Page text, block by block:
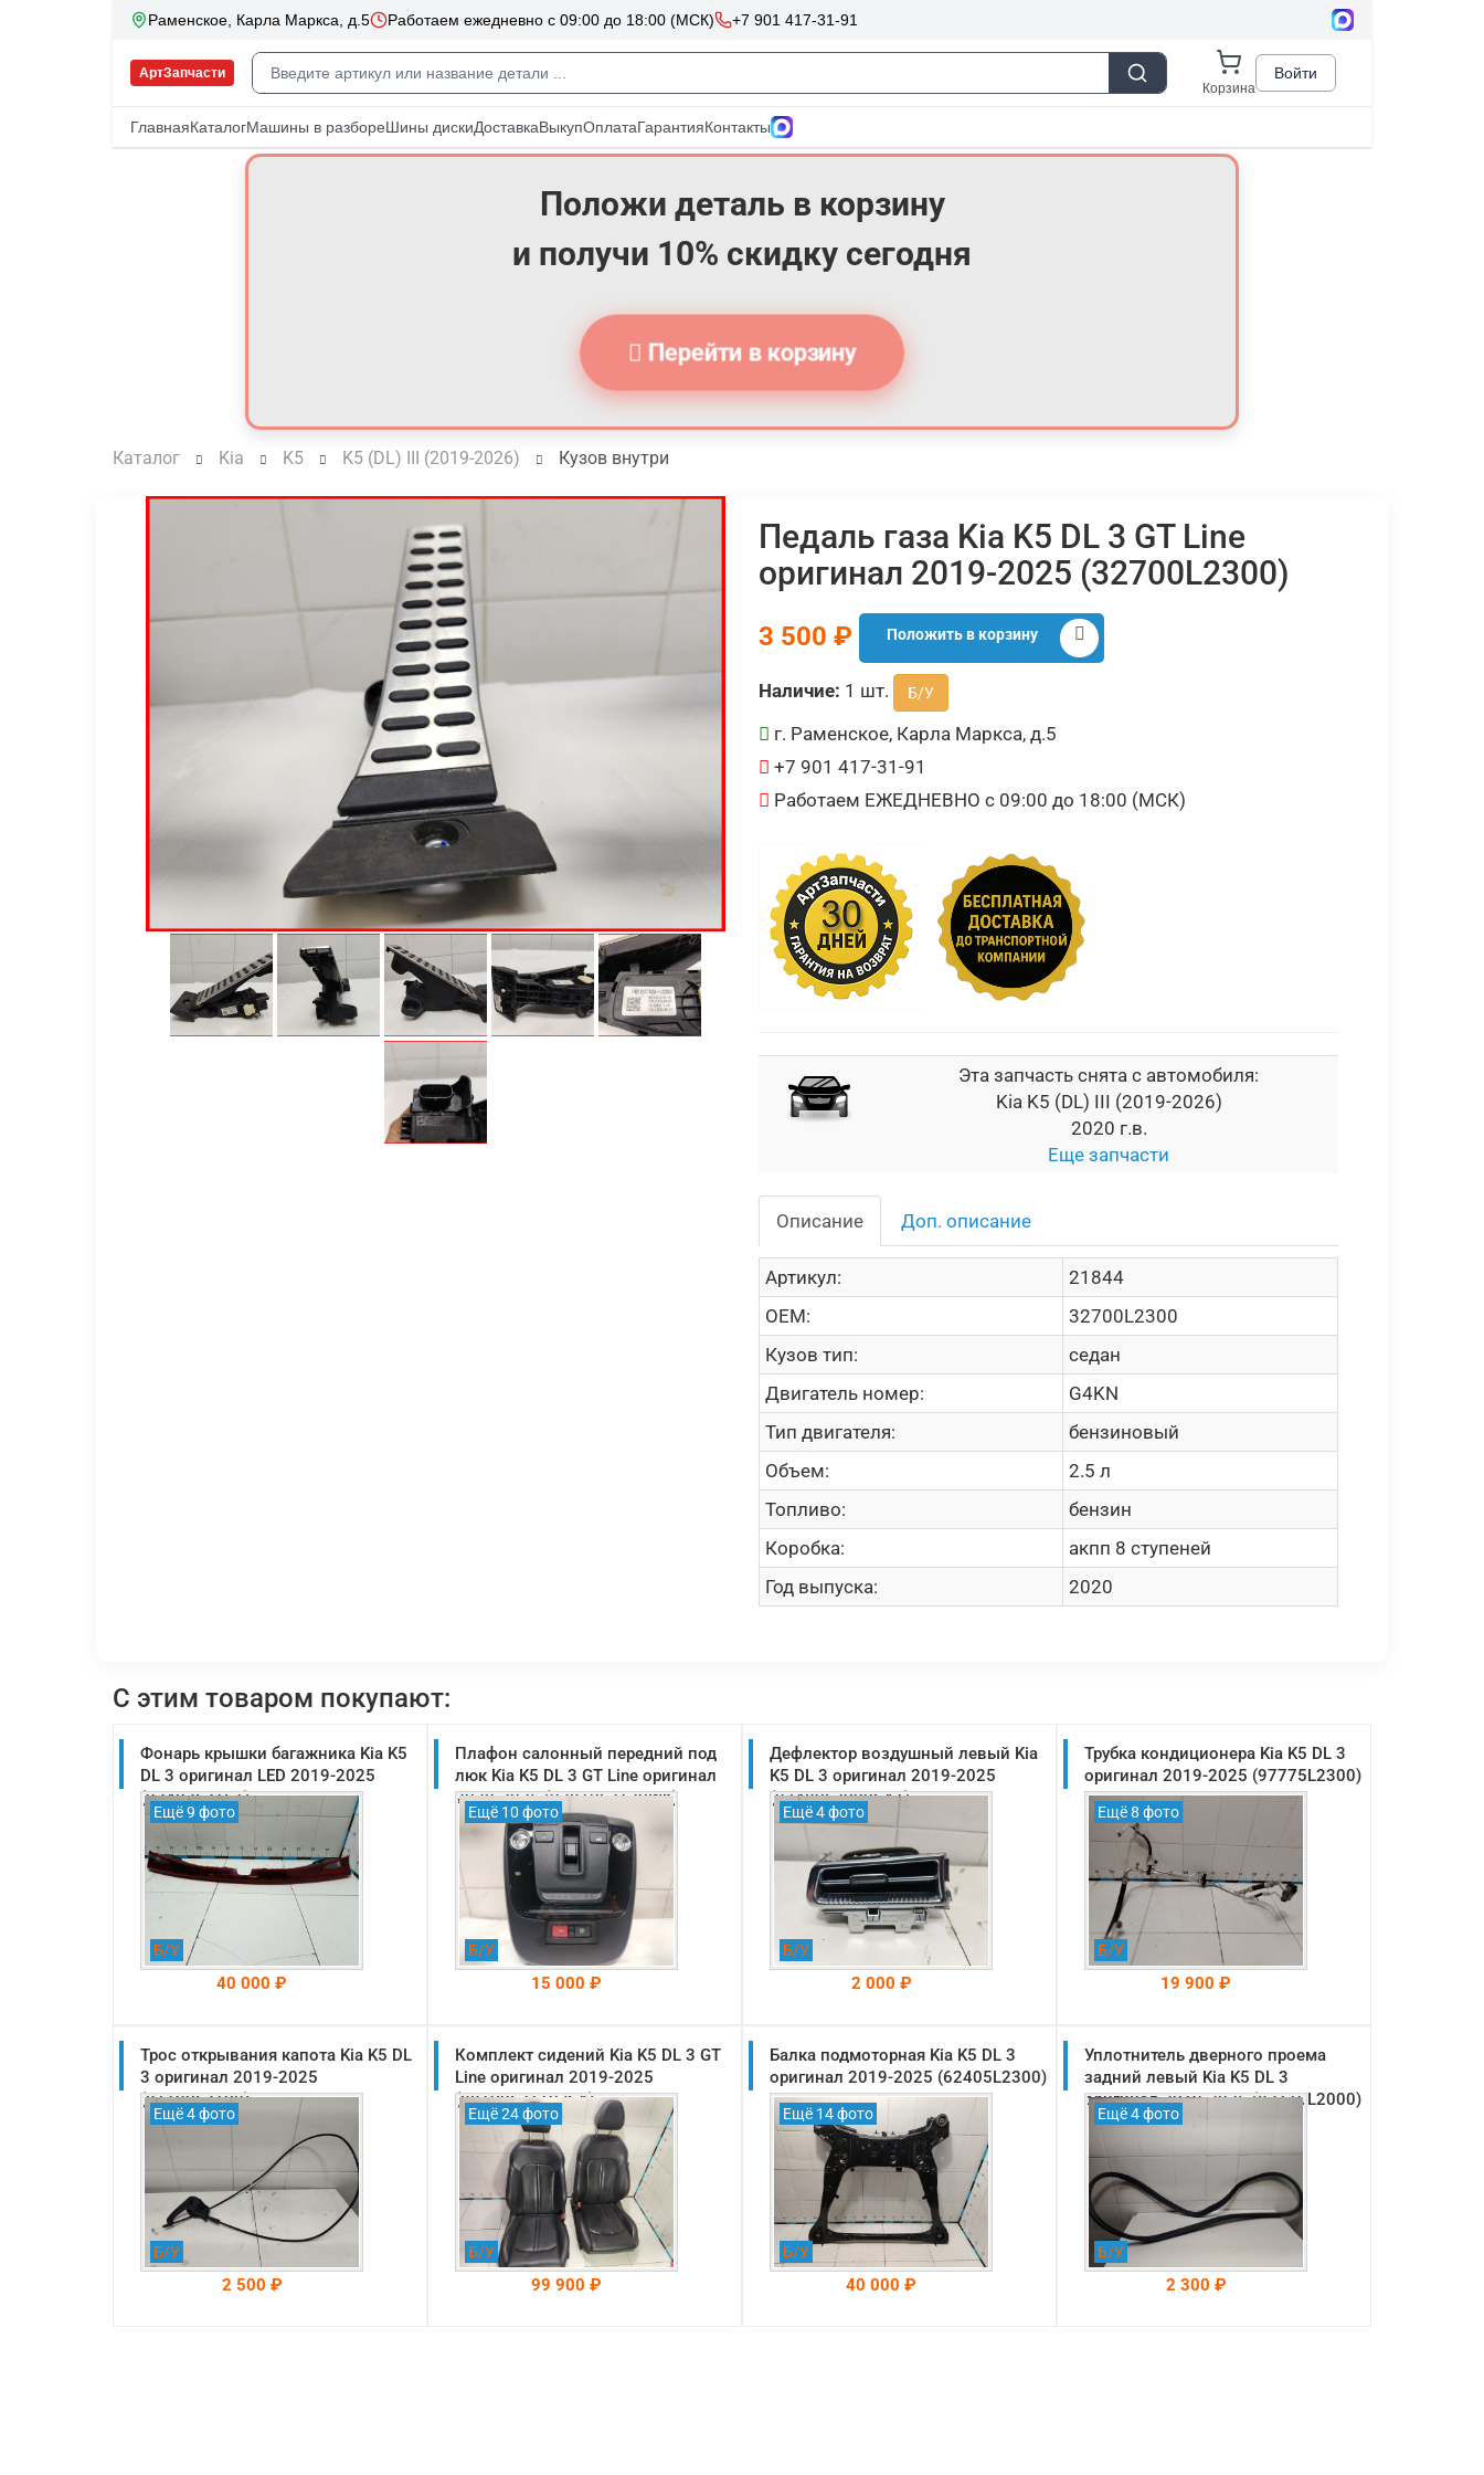
Положи деталь в корзину
и получи 10% скидку сегодня
Перейти в корзину
Каталог Kia K5 K5 (DL) III (2019-2026) Кузов внутри
Педаль газа Kia K5 DL 3 GT Line
оригинал 2019-2025 (32700L2300)
3 500 ₽ Положить в корзину
Наличие: 1 шт. Б/У
г. Раменское, Карла Маркса, д.5
+7 901 417-31-91
Работаем ЕЖЕДНЕВНО с 09:00 до 18:00 (МСК)
Эта запчасть снята с автомобиля:
Kia K5 (DL) III (2019-2026)
2020 г.в.
Еще запчасти
Описание Доп. описание
Артикул:
21844
OEM:
32700L2300
Кузов тип:
седан
Двигатель номер:
G4KN
Тип двигателя:
бензиновый
Объем:
2.5 л
Топливо:
бензин
Коробка:
акпп 8 ступеней
Год выпуска:
2020
С этим товаром покупают:
Фонарь крышки багажника Kia K5
DL 3 оригинал LED 2019-2025
(92403L2161)
Ещё 9 фото
Б/У
40 000 ₽
На складе: Раменское
-->
Плафон салонный передний под
люк Kia K5 DL 3 GT Line оригинал
2020-2025 (92810L2120WK)
Ещё 10 фото
Б/У
15 000 ₽
На складе: Раменское
-->
Дефлектор воздушный левый Kia
K5 DL 3 оригинал 2019-2025
(97480L2000SA1)
Ещё 4 фото
Б/У
2 000 ₽
На складе: Раменское
-->
Трубка кондиционера Kia K5 DL 3
оригинал 2019-2025 (97775L2300)
Ещё 8 фото
Б/У
19 900 ₽
На складе: Раменское
-->
Трос открывания капота Kia K5 DL
3 оригинал 2019-2025
(81190L2100)
Ещё 4 фото
Б/У
2 500 ₽
Комплект сидений Kia K5 DL 3 GT
Line оригинал 2019-2025
(88100L2110JSA)
Ещё 24 фото
Б/У
99 900 ₽
Балка подмоторная Kia K5 DL 3
оригинал 2019-2025 (62405L2300)
Ещё 14 фото
Б/У
40 000 ₽
Уплотнитель дверного проема
задний левый Kia K5 DL 3
оригинал 2019-2025 (83110L2000)
Ещё 4 фото
Б/У
2 300 ₽